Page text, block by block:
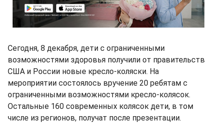
Сегодня, 8 декабря, дети с ограниченными
возможностями здоровья получили от правительств
США и России новые кресло-коляски. На
мероприятии состоялось вручение 20 ребятам с
ограниченными возможностями кресло-колясок.
Остальные 160 современных колясок дети, в том
числе из регионов, получат после презентации.